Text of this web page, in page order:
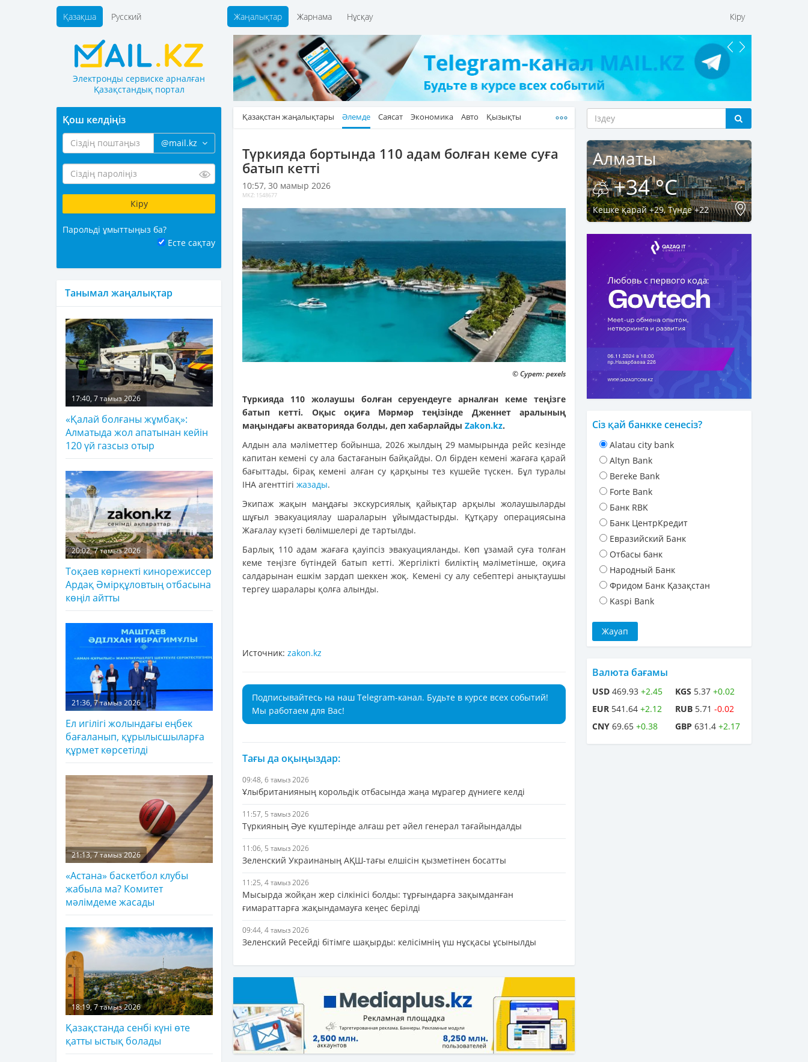
Жаңалықтар Жарнама Нұсқау Кіру
Қазақша Русский
Электронды сервиске арналған
Қазақстандық портал
Қазақстан жаңалықтары Әлемде Саясат Экономика Авто Қызықты
Түркияда бортында 110 адам болған кеме суға
батып кетті
10:57, 30 мамыр 2026
MKZ: 1548677
© Сурет: pexels
Түркияда 110 жолаушы болған серуендеуге арналған кеме теңізге
батып кетті. Оқыс оқиға Мәрмәр теңізінде Дженнет аралының
маңындағы акваторияда болды, деп хабарлайды Zakon.kz.
Алдын ала мәліметтер бойынша, 2026 жылдың 29 мамырында рейс кезінде
капитан кемені су ала бастағанын байқайды. Ол бірден кемені жағаға қарай
бағыттады, бірақ кемені алған су қарқыны тез күшейе түскен. Бұл туралы
IHA агенттігі жазады.
Экипаж жақын маңдағы экскурсиялық қайықтар арқылы жолаушыларды
шұғыл эвакуациялау шараларын ұйымдастырды. Құтқару операциясына
Жағалау күзеті бөлімшелері де тартылды.
Барлық 110 адам жағаға қауіпсіз эвакуацияланды. Көп ұзамай суға толған
кеме теңізге бүтіндей батып кетті. Жергілікті биліктің мәліметінше, оқиға
салдарынан ешкім зардап шеккен жоқ. Кемені су алу себептері анықтаушы
тергеу шаралары қолға алынды.
Источник: zakon.kz
Подписывайтесь на наш Telegram-канал. Будьте в курсе всех событий!
Мы работаем для Вас!
Тағы да оқыңыздар:
09:48, 6 тамыз 2026
Ұлыбританияның корольдік отбасында жаңа мұрагер дүниеге келді
11:57, 5 тамыз 2026
Түркияның Әуе күштерінде алғаш рет әйел генерал тағайындалды
11:06, 5 тамыз 2026
Зеленский Украинаның АҚШ-тағы елшісін қызметінен босатты
11:25, 4 тамыз 2026
Мысырда жойқан жер сілкінісі болды: тұрғындарға зақымданған
ғимараттарға жақындамауға кеңес берілді
09:44, 4 тамыз 2026
Зеленский Ресейді бітімге шақырды: келісімнің үш нұсқасы ұсынылды
Қош келдіңіз
@mail.kz
Парольді ұмыттыңыз ба?
Есте сақтау
Танымал жаңалықтар
17:40, 7 тамыз 2026
«Қалай болғаны жұмбақ»:
Алматыда жол апатынан кейін
120 үй газсыз отыр
20:02, 7 тамыз 2026
Тоқаев көрнекті кинорежиссер
Ардақ Әмірқұловтың отбасына
көңіл айтты
21:36, 7 тамыз 2026
Ел игілігі жолындағы еңбек
бағаланып, құрылысшыларға
құрмет көрсетілді
21:13, 7 тамыз 2026
«Астана» баскетбол клубы
жабыла ма? Комитет
мәлімдеме жасады
18:19, 7 тамыз 2026
Қазақстанда сенбі күні өте
қатты ыстық болады
Алматы
+34 °C
Кешке қарай +29, Түнде +22
Сіз қай банкке сенесіз?
Alatau city bank
Altyn Bank
Bereke Bank
Forte Bank
Банк RBK
Банк ЦентрКредит
Евразийский Банк
Отбасы банк
Народный Банк
Фридом Банк Қазақстан
Kaspi Bank
Валюта бағамы
USD 469.93 +2.45
EUR 541.64 +2.12
CNY 69.65 +0.38
KGS 5.37 +0.02
RUB 5.71 -0.02
GBP 631.4 +2.17